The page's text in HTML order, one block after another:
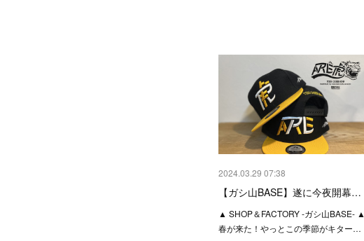
2024.03.29 07:38
【ガシ山BASE】遂に今夜開幕…
▲ SHOP＆FACTORY -ガシ山BASE- ▲
春が来た！やっとこの季節がキター…